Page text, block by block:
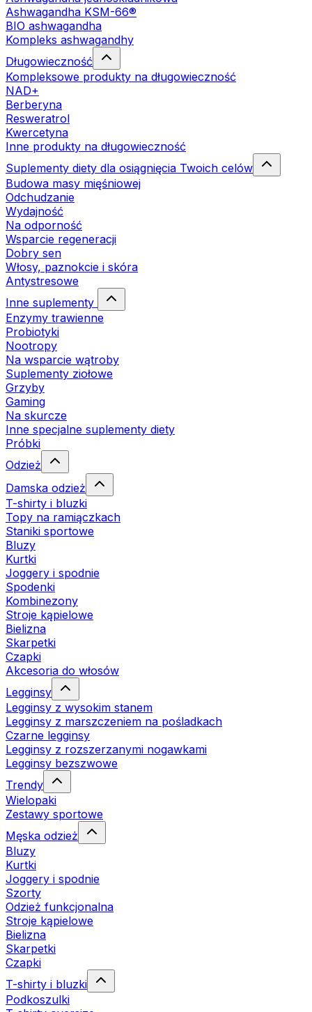
Ashwagandha KSM-66®
BIO ashwagandha
Kompleks ashwagandhy
Długowieczność
Kompleksowe produkty na długowieczność
NAD+
Berberyna
Resweratrol
Kwercetyna
Inne produkty na długowieczność
Suplementy diety dla osiągnięcia Twoich celów
Budowa masy mięśniowej
Odchudzanie
Wydajność
Na odporność
Wsparcie regeneracji
Dobry sen
Włosy, paznokcie i skóra
Antystresowe
Inne suplementy
Enzymy trawienne
Probiotyki
Nootropy
Na wsparcie wątroby
Suplementy ziołowe
Grzyby
Gaming
Na skurcze
Inne specjalne suplementy diety
Próbki
Odzież
Damska odzież
T-shirty i bluzki
Topy na ramiączkach
Staniki sportowe
Bluzy
Kurtki
Joggery i spodnie
Spodenki
Kombinezony
Stroje kąpielowe
Bielizna
Skarpetki
Czapki
Akcesoria do włosów
Legginsy
Legginsy z wysokim stanem
Legginsy z marszczeniem na pośladkach
Czarne legginsy
Legginsy z rozszerzanymi nogawkami
Legginsy bezszwowe
Trendy
Wielopaki
Zestawy sportowe
Męska odzież
Bluzy
Kurtki
Joggery i spodnie
Szorty
Odzież funkcjonalna
Stroje kąpielowe
Bielizna
Skarpetki
Czapki
T-shirty i bluzki
Podkoszulki